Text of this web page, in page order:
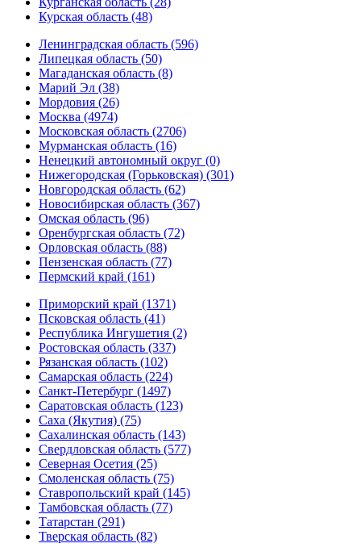
Курская область (48)
Ленинградская область (596)
Липецкая область (50)
Магаданская область (8)
Марий Эл (38)
Мордовия (26)
Москва (4974)
Московская область (2706)
Мурманская область (16)
Ненецкий автономный округ (0)
Нижегородская (Горьковская) (301)
Новгородская область (62)
Новосибирская область (367)
Омская область (96)
Оренбургская область (72)
Орловская область (88)
Пензенская область (77)
Пермский край (161)
Приморский край (1371)
Псковская область (41)
Республика Ингушетия (2)
Ростовская область (337)
Рязанская область (102)
Самарская область (224)
Санкт-Петербург (1497)
Саратовская область (123)
Саха (Якутия) (75)
Сахалинская область (143)
Свердловская область (577)
Северная Осетия (25)
Смоленская область (75)
Ставропольский край (145)
Тамбовская область (77)
Татарстан (291)
Тверская область (82)